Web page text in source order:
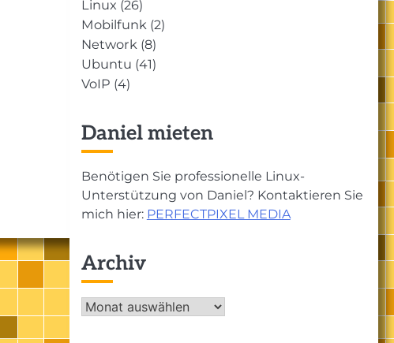
Linux (26)
Mobilfunk (2)
Network (8)
Ubuntu (41)
VoIP (4)
Daniel mieten
Benötigen Sie professionelle Linux-
Unterstützung von Daniel? Kontaktieren Sie
mich hier: PERFECTPIXEL MEDIA
Archiv
Archiv